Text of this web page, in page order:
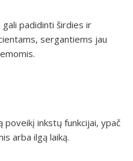
padidinti širdies ir
sergantiems jau
inkstų funkcijai, ypač
arba ilgą laiką.